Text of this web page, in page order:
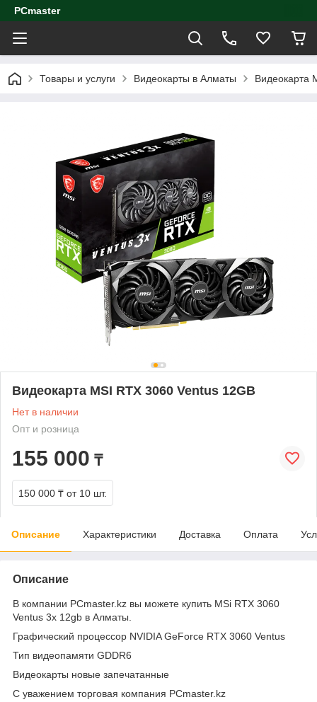
PCmaster
Товары и услуги Видеокарты в Алматы Видеокарта
Видеокарта MSI RTX 3060 Ventus 12GB
Нет в наличии
Опт и розница
155 000 ₸
150 000 ₸ от 10 шт.
Описание Характеристики Доставка Оплата
Описание
В компании PCmaster.kz вы можете купить MSi RTX 3060
Ventus 3x 12gb в Алматы.
Графический процессор NVIDIA GeForce RTX 3060 Ventus
Тип видеопамяти GDDR6
Видеокарты новые запечатанные
С уважением торговая компания PCmaster.kz